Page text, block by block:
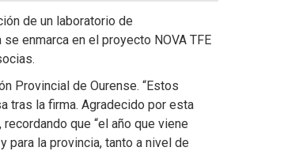
de un laboratorio de
se enmarca en el proyecto NOVA TFE
Provincial de Ourense. “Estos
tras la firma. Agradecido por esta
que “el año que viene
para la provincia, tanto a nivel de